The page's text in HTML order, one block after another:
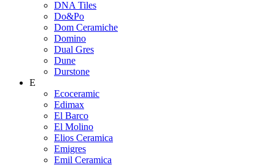
DNA Tiles
Do&Po
Dom Ceramiche
Domino
Dual Gres
Dune
Durstone
E
Ecoceramic
Edimax
El Barco
El Molino
Elios Ceramica
Emigres
Emil Ceramica